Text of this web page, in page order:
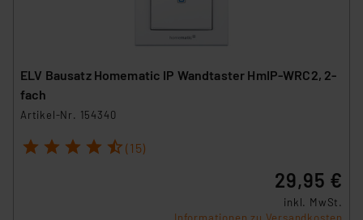
ELV Bausatz Homematic IP Wandtaster HmIP-WRC2, 2-
fach
Artikel-Nr. 154340
1 2 3 4 5 (15)
29,95 €
inkl. MwSt.